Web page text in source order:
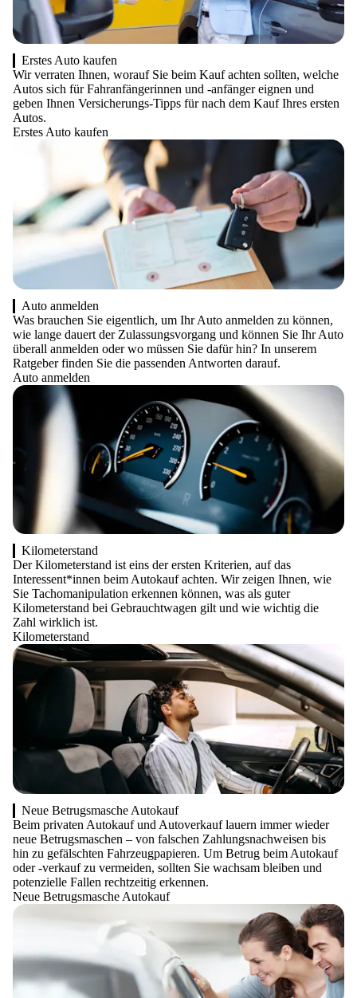
Erstes Auto kaufen
Wir verraten Ihnen, worauf Sie beim Kauf achten sollten, welche
Autos sich für Fahranfängerinnen und -anfänger eignen und
geben Ihnen Versicherungs-Tipps für nach dem Kauf Ihres ersten
Autos.
Erstes Auto kaufen
Auto anmelden
Was brauchen Sie eigentlich, um Ihr Auto anmelden zu können,
wie lange dauert der Zulassungsvorgang und können Sie Ihr Auto
überall anmelden oder wo müssen Sie dafür hin? In unserem
Ratgeber finden Sie die passenden Antworten darauf.
Auto anmelden
Kilometerstand
Der Kilometerstand ist eins der ersten Kriterien, auf das
Interessent*innen beim Autokauf achten. Wir zeigen Ihnen, wie
Sie Tachomanipulation erkennen können, was als guter
Kilometerstand bei Gebrauchtwagen gilt und wie wichtig die
Zahl wirklich ist.
Kilometerstand
Neue Betrugsmasche Autokauf
Beim privaten Autokauf und Autoverkauf lauern immer wieder
neue Betrugsmaschen – von falschen Zahlungsnachweisen bis
hin zu gefälschten Fahrzeugpapieren. Um Betrug beim Autokauf
oder -verkauf zu vermeiden, sollten Sie wachsam bleiben und
potenzielle Fallen rechtzeitig erkennen.
Neue Betrugsmasche Autokauf